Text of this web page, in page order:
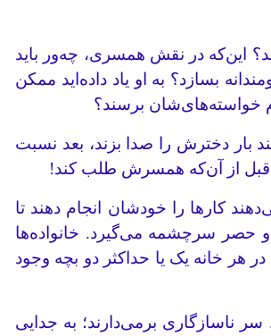
این‌که در نقش همسری، چه‌ور باید
بسازد؟ به او یاد داده‌اید ممکن
خواسته‌های‌شان برسند؟
بار دخترش را صدا بزند، بعد نسبت
قبل از آن‌که همسرش طلب کند!
کارها را خودشان انجام دهند تا
و حصر سرچشمه می‌گیرد. خانواده‌ها
هر خانه یک یا حداکثر دو بچه وجود
ناسازگاری برمی‌دارند؛ به جدایی